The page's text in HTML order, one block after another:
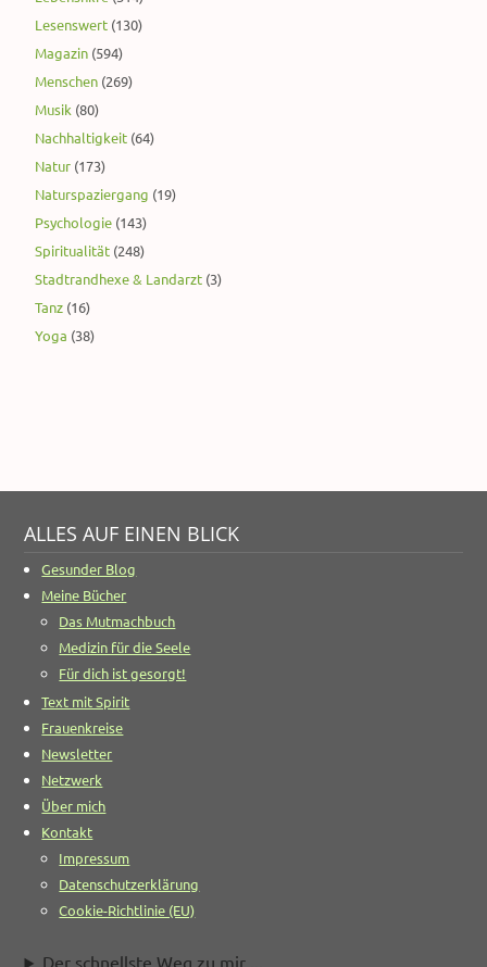
Lesenswert (130)
Magazin (594)
Menschen (269)
Musik (80)
Nachhaltigkeit (64)
Natur (173)
Naturspaziergang (19)
Psychologie (143)
Spiritualität (248)
Stadtrandhexe & Landarzt (3)
Tanz (16)
Yoga (38)
ALLES AUF EINEN BLICK
Gesunder Blog
Meine Bücher
Das Mutmachbuch
Medizin für die Seele
Für dich ist gesorgt!
Text mit Spirit
Frauenkreise
Newsletter
Netzwerk
Über mich
Kontakt
Impressum
Datenschutzerklärung
Cookie-Richtlinie (EU)
Der schnellste Weg zu mir ...